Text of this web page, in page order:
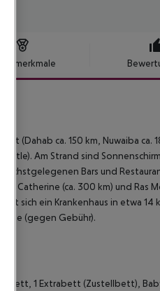
(Dahab ca. 150 km, Nuwaiba ca.
Am Strand sind
Bars und
Catherine (ca. 300 km) und Ras
sich ein Krankenhaus in etwa 14
(gegen Gebühr).
1 Extrabett (Zustellbett),